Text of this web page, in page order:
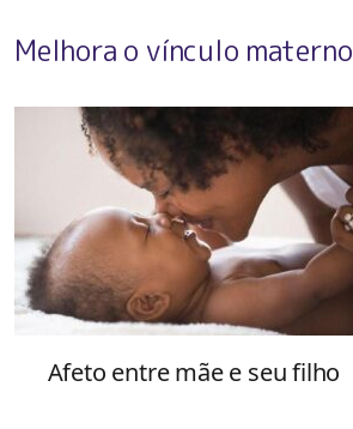
Melhora o vínculo materno
Afeto entre mãe e seu filho